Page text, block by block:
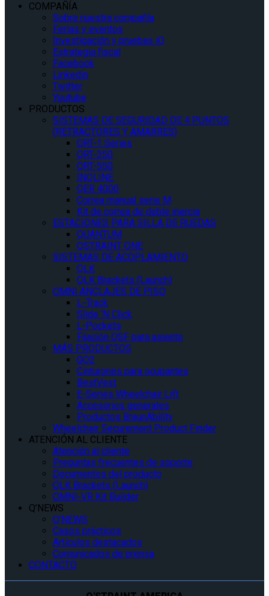
COMPAÑÍA
Sobre nuestra compañía
Ferias y eventos
Investigación y pruebas iQ
Estrategia fiscal
Facebook
Linkedin
Twitter
Youtube
PRODUCTOS
SISTEMAS DE SEGURIDAD DE 4 PUNTOS
(RETRACTORES Y AMARRES)
QRT-1 Series
QRT-350
QRT-550
INQLINE
QER 4000
Correa manual serie M
Kit de correa de doble inercia
ESTACIONES PARA SILLA DE RUEDAS
QUANTUM
QSTRAINT ONE
SISTEMAS DE ACOPLAMIENTO
QLK
QLK Brackets (Launch)
OMNI ANCLAJES DE PISO
L-Track
Slide ‘N Click
L-Pockets
Fijación QSF para asiento
MÁS PRODUCTOS
GO2
Cinturones para ocupantes
BestVest
E-Series Wheelchair Lift
Accesorios generales
Productos BraunAbility
Wheelchair Securement Product Finder
ATENCIÓN AL CLIENTE
Atención al cliente
Preguntas frecuentes de soporte
Documentos del producto
QLK Brackets (Launch)
OMNI-VR Kit Builder
Q’NEWS
Q’NEWS
Casos prácticos
Artículos destacados
Comunicados de prensa
CONTACTO